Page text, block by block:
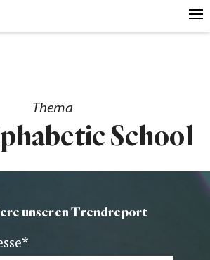
Thema
School
unseren Trendreport
*